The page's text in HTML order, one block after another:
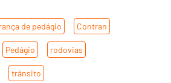
de pedágio Contran
Pedágio rodovias
trânsito